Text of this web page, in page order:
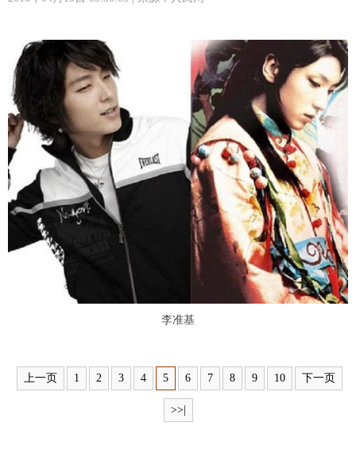
旅游 信息化 数据
军事 无人机
富媒体 摄影 新华广播
新华电视中文 新华电视英文 返回PC
李准基
上一页 1 2 3 4 5 6 7 8 9 10 下一页
>>|